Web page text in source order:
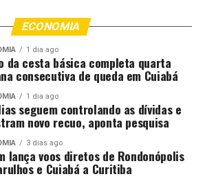
e prendeu. Eu
primeiro
ali, que era um
Então, tinha
era muita
muito
não era fácil,
ECONOMIA
1 dia ago
da cesta básica completa quarta
consecutiva de queda em Cuiabá
1 dia ago
seguem controlando as dívidas e
novo recuo, aponta pesquisa
3 dias ago
lança voos diretos de Rondonópolis
e Cuiabá a Curitiba